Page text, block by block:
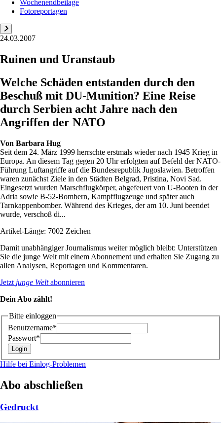
Wochenendbeilage
Fotoreportagen
24.03.2007
Ruinen und Uranstaub
Welche Schäden entstanden durch den
Beschuß mit DU-Munition? Eine Reise
durch Serbien acht Jahre nach den
Angriffen der NATO
Von Barbara Hug
Seit dem 24. März 1999 herrschte erstmals wieder nach 1945 Krieg in
Europa. An diesem Tag gegen 20 Uhr erfolgten auf Befehl der NATO-
Führung Luftangriffe auf die Bundesrepublik Jugoslawien. Betroffen
waren zunächst Ziele in den Städten Belgrad, Pristina, Novi Sad.
Eingesetzt wurden Marschflugkörper, abgefeuert von U-Booten in der
Adria sowie B-52-Bombern, Kampfflugzeuge und später auch
Tarnkappenbomber. Während des Krieges, der am 10. Juni beendet
wurde, verschoß di...
Artikel-Länge: 7002 Zeichen
Damit unabhängiger Journalismus weiter möglich bleibt: Unterstützen
Sie die junge Welt mit einem Abonnement und erhalten Sie Zugang zu
allen Analysen, Reportagen und Kommentaren.
Jetzt junge Weltabonnieren
Dein Abo zählt!
Bitte einloggen
Benutzername*
Passwort*
Hilfe bei Einlog-Problemen
Abo abschließen
Gedruckt